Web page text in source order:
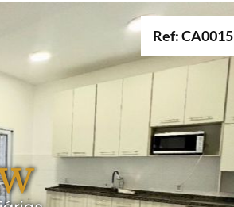
Ref: CA0015